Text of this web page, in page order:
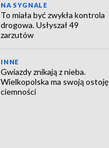
NA SYGNALE
To miała być zwykła kontrola
drogowa. Usłyszał 49
zarzutów
INNE
Gwiazdy znikają z nieba.
Wielkopolska ma swoją ostoję
ciemności